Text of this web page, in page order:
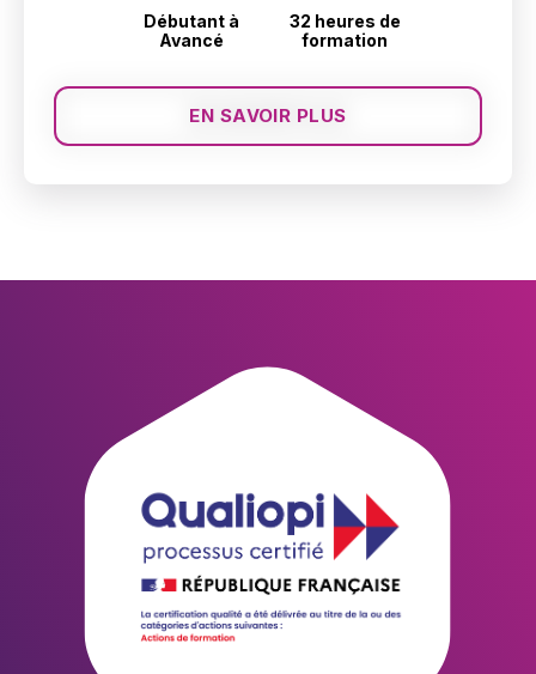
Débutant à
Avancé
32 heures de
formation
EN SAVOIR PLUS